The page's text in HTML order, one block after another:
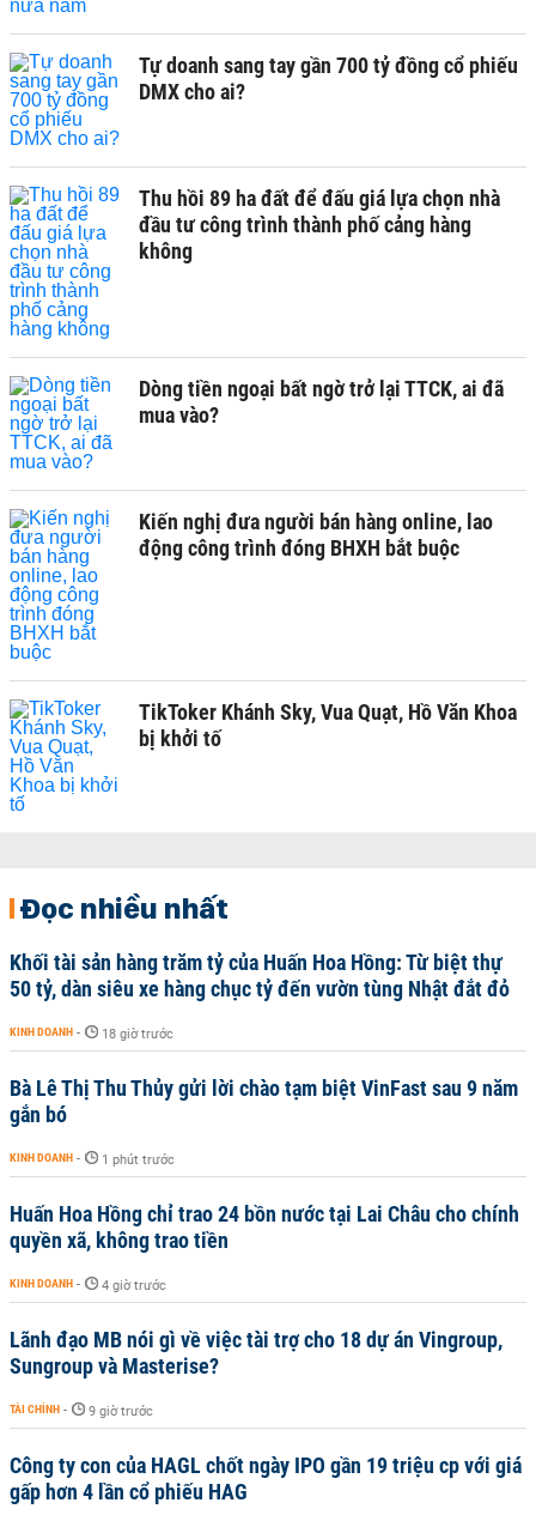
Tự doanh sang tay gần 700 tỷ đồng cổ phiếu
DMX cho ai?
Thu hồi 89 ha đất để đấu giá lựa chọn nhà
đầu tư công trình thành phố cảng hàng
không
Dòng tiền ngoại bất ngờ trở lại TTCK, ai đã
mua vào?
Kiến nghị đưa người bán hàng online, lao
động công trình đóng BHXH bắt buộc
TikToker Khánh Sky, Vua Quạt, Hồ Văn Khoa
bị khởi tố
Đọc nhiều nhất
Khối tài sản hàng trăm tỷ của Huấn Hoa Hồng: Từ biệt thự
50 tỷ, dàn siêu xe hàng chục tỷ đến vườn tùng Nhật đắt đỏ
KINH DOANH - 18 giờ trước
Bà Lê Thị Thu Thủy gửi lời chào tạm biệt VinFast sau 9 năm
gắn bó
KINH DOANH - 1 phút trước
Huấn Hoa Hồng chỉ trao 24 bồn nước tại Lai Châu cho chính
quyền xã, không trao tiền
KINH DOANH - 4 giờ trước
Lãnh đạo MB nói gì về việc tài trợ cho 18 dự án Vingroup,
Sungroup và Masterise?
TÀI CHÍNH - 9 giờ trước
Công ty con của HAGL chốt ngày IPO gần 19 triệu cp với giá
gấp hơn 4 lần cổ phiếu HAG